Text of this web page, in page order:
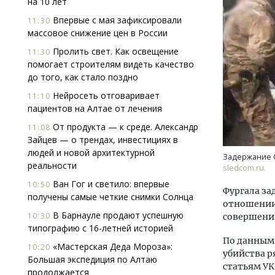
11:30 Впервые с мая зафиксировали
массовое снижение цен в России
11:30 Пролить свет. Как освещение
помогает строи­телям видеть качество
до того, как стало поздно
11:10 Нейросеть отговаривает
пациентов на Алтае от лечения
11:08 От продукта — к среде. Александр
Зайцев — о трендах, инвестициях в
людей и новой архитектурной
реальности
10:50 Ван Гог и светило: впервые
получены самые четкие снимки Солнца
10:30 В Барнауле продают успешную
типографию с 16-летней историей
10:20 «Мастерская Деда Мороза»:
Большая экспедиция по Алтаю
продолжается
Задержание
sledcom.ru.
Фургала
По данным
убийства
статьям
на горы.
Смелость архитектурных идей.
Генеральный директор компании
ЗИАС — об эстетике городов,
трендах в фасадах и развитии рынка
СТРОИТЕЛЬСТВО